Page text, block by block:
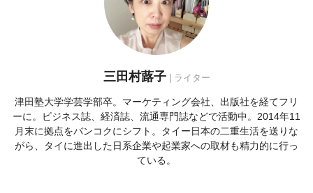
三田村蕗子| ライター
津田塾大学学芸学部卒。マーケティング会社、出版社を経てフリ
ーに。ビジネス誌、経済誌、流通専門誌などで活動中。2014年11
月末に拠点をバンコクにシフト。タイー日本の二重生活を送りな
がら、タイに進出した日系企業や起業家への取材も精力的に行っ
ている。